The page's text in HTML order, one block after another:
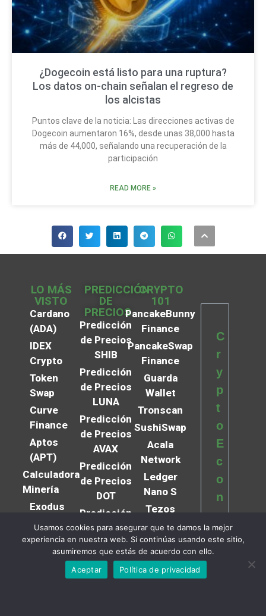
¿Dogecoin está listo para una ruptura?
Los datos on-chain señalan el regreso de
los alcistas
Puntos clave de la noticia: Las direcciones activas de
Dogecoin aumentaron 16%, desde unas 38,000 hasta
más de 44,000, señalando una recuperación de la
participación
READ MORE »
LO MÁS
VISTO
Cardano
(ADA)
IDEX
Crypto
Token
Swap
Curve
Finance
Aptos
(APT)
Calculadora
Minería
Exodus
Minar
Monero
PREDICCIÓN
DE
PRECIOS
Predicción
de Precios
SHIB
Predicción
de Precios
LUNA
Predicción
de Precios
AVAX
Predicción
de Precios
DOT
Predicción
de Precios
ROSE
Predicción
de Precios
CRYPTO
101
PancakeBunny
Finance
PancakeSwap
Finance
Guarda
Wallet
Tronscan
SushiSwap
Acala
Network
Ledger
Nano S
Tezos
(XTZ)
Shiba
Token
Coinbase
C
r
y
p
t
o
E
c
o
n
m
Usamos cookies para asegurar que te damos la mejor
experiencia en nuestra web. Si continúas usando este sitio,
asumiremos que estás de acuerdo con ello.
Aceptar
Política de privacidad